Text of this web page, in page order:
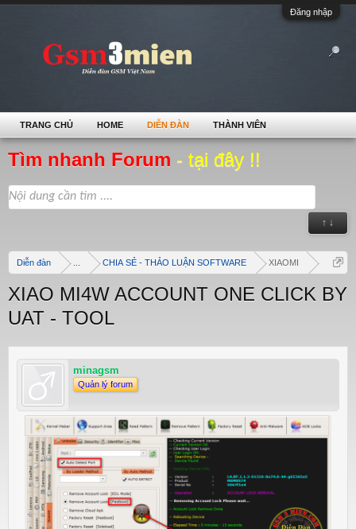
Đăng nhập
Tìm nhanh Forum - tại đây !!
↑ ↓
Diễn đàn CHIA SẺ - THẢO LUẬN SOFTWARE XIAOMI
XIAO MI4W ACCOUNT ONE CLICK BY
UAT - TOOL
minagsm
Quản lý forum
TRANG CHỦ HOME DIỄN ĐÀN THÀNH VIÊN